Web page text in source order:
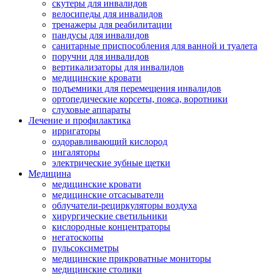
скутеры для инвалидов
велосипеды для инвалидов
тренажеры для реабилитации
пандусы для инвалидов
санитарные приспособления для ванной и туалета
поручни для инвалидов
вертикализаторы для инвалидов
медицинские кровати
подъемники для перемещения инвалидов
ортопедические корсеты, пояса, воротники
слуховые аппараты
Лечение и профилактика
ирригаторы
оздоравливающий кислород
ингаляторы
электрические зубные щетки
Медицина
медицинские кровати
медицинские отсасыватели
облучатели-рециркуляторы воздуха
хирургические светильники
кислородные концентраторы
негатоскопы
пульсоксиметры
медицинские прикроватные мониторы
медицинские столики